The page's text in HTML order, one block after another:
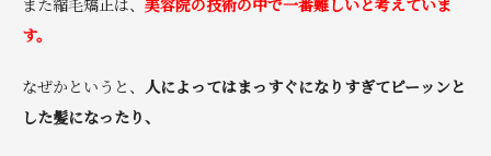
また縮毛矯正は、 美容院の技術の中で一番難しいと考えていま
す。
なぜかというと、 人によってはまっすぐになりすぎてピーッンと
した髪になったり、